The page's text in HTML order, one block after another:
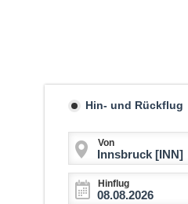
Hin- und Rückflug
Von
Hinflug